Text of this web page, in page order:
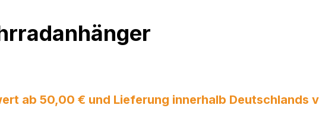
ab 50,00 € und Lieferung innerhalb